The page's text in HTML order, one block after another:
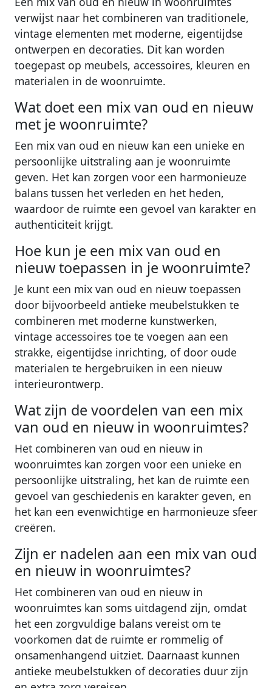
verwijst naar het combineren van traditionele,
vintage elementen met moderne, eigentijdse
ontwerpen en decoraties. Dit kan worden
toegepast op meubels, accessoires, kleuren en
materialen in de woonruimte.
Wat doet een mix van oud en nieuw
met je woonruimte?
Een mix van oud en nieuw kan een unieke en
persoonlijke uitstraling aan je woonruimte
geven. Het kan zorgen voor een harmonieuze
balans tussen het verleden en het heden,
waardoor de ruimte een gevoel van karakter en
authenticiteit krijgt.
Hoe kun je een mix van oud en
nieuw toepassen in je woonruimte?
Je kunt een mix van oud en nieuw toepassen
door bijvoorbeeld antieke meubelstukken te
combineren met moderne kunstwerken,
vintage accessoires toe te voegen aan een
strakke, eigentijdse inrichting, of door oude
materialen te hergebruiken in een nieuw
interieurontwerp.
Wat zijn de voordelen van een mix
van oud en nieuw in woonruimtes?
Het combineren van oud en nieuw in
woonruimtes kan zorgen voor een unieke en
persoonlijke uitstraling, het kan de ruimte een
gevoel van geschiedenis en karakter geven, en
het kan een evenwichtige en harmonieuze sfeer
creëren.
Zijn er nadelen aan een mix van oud
en nieuw in woonruimtes?
Het combineren van oud en nieuw in
woonruimtes kan soms uitdagend zijn, omdat
het een zorgvuldige balans vereist om te
voorkomen dat de ruimte er rommelig of
onsamenhangend uitziet. Daarnaast kunnen
antieke meubelstukken of decoraties duur zijn